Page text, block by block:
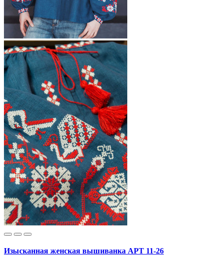
Изысканная женская вышиванка АРТ 11-26